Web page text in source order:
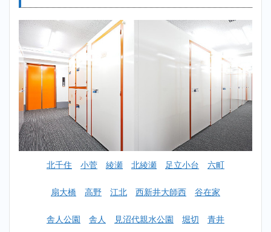
ンキ
BEST5
を紹
北千住 小菅 綾瀬 北綾瀬 足立小台 六町
扇大橋 高野 江北 西新井大師西 谷在家
舎人公園 舎人 見沼代親水公園 堀切 青井